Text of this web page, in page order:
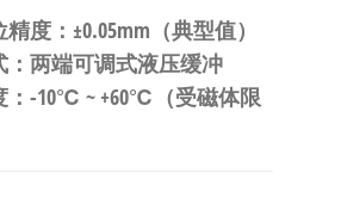
精度：±0.05mm（典型值）
：两端可调式液压缓冲
：-10℃ ~ +60℃（受磁体限